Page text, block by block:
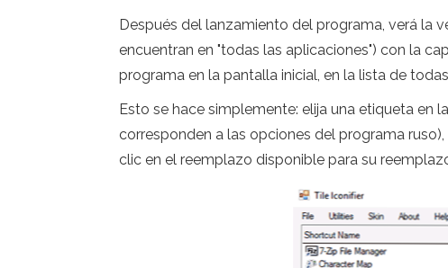
Después del lanzamiento del programa, verá la
encuentran en "todas las aplicaciones") con la
programa en la pantalla inicial, en la lista de
Esto se hace simplemente: elija una etiqueta en
corresponden a las opciones del programa
clic en el reemplazo disponible para su